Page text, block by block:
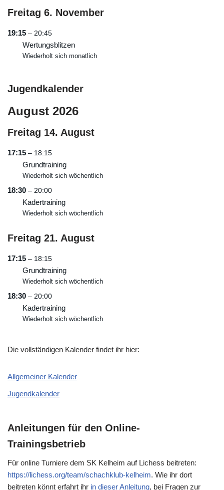
Freitag 6. November
19:15 – 20:45
Wertungsblitzen
Wiederholt sich monatlich
Jugendkalender
August 2026
Freitag 14. August
17:15 – 18:15
Grundtraining
Wiederholt sich wöchentlich
18:30 – 20:00
Kadertraining
Wiederholt sich wöchentlich
Freitag 21. August
17:15 – 18:15
Grundtraining
Wiederholt sich wöchentlich
18:30 – 20:00
Kadertraining
Wiederholt sich wöchentlich
Die vollständigen Kalender findet ihr hier:
Allgemeiner Kalender
Jugendkalender
Anleitungen für den Online-
Trainingsbetrieb
Für online Turniere dem SK Kelheim auf Lichess beitreten:
https://lichess.org/team/schachklub-kelheim. Wie ihr dort
beitreten könnt erfahrt ihr in dieser Anleitung, bei Fragen zur